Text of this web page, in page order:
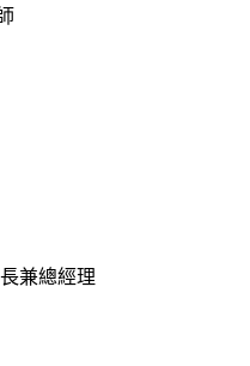
兼總經理